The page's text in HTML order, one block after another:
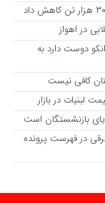
در اهواز
دوست دارد به
بازنشستگان است
در فهرست پرونده